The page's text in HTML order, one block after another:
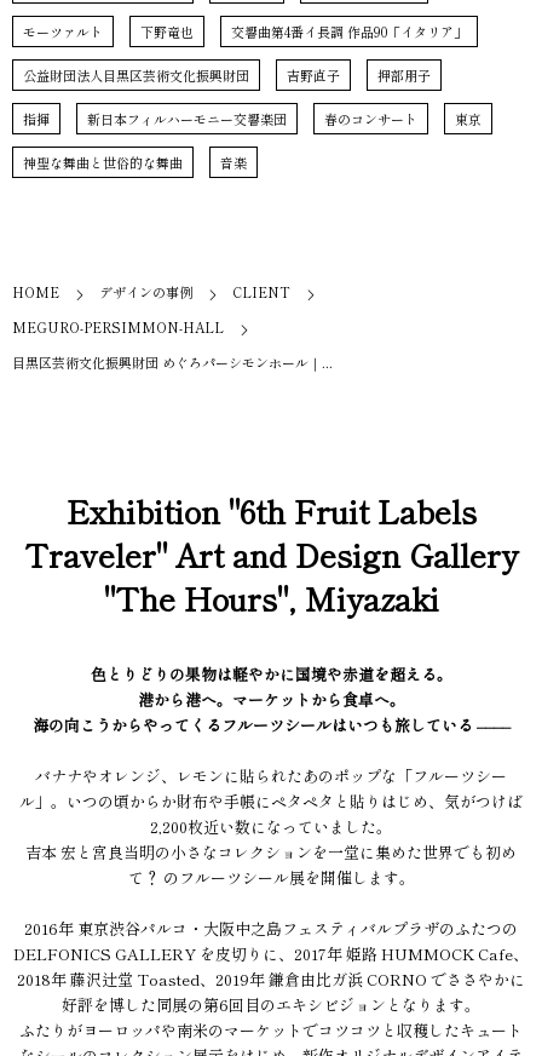
モーツァルト 下野竜也 交響曲第4番イ長調 作品90「イタリア」
公益財団法人目黒区芸術文化振興財団 吉野直子 押部朋子
指揮 新日本フィルハーモニー交響楽団 春のコンサート 東京
神聖な舞曲と世俗的な舞曲 音楽
HOME デザインの事例
CLIENT
MEGURO-PERSIMMON-HALL
目黒区芸術文化振興財団 めぐろパーシモンホール｜...
Exhibition "6th Fruit Labels
Traveler" Art and Design Gallery
"The Hours", Miyazaki
色とりどりの果物は軽やかに国境や赤道を超える。
港から港へ。マーケットから食卓へ。
海の向こうからやってくるフルーツシールはいつも旅している ––––
バナナやオレンジ、レモンに貼られたあのポップな「フルーツシー
ル」。いつの頃からか財布や手帳にペタペタと貼りはじめ、気がつけば
2,200枚近い数になっていました。
吉本 宏と宮良当明の小さなコレクションを一堂に集めた世界でも初め
て？ のフルーツシール展を開催します。
2016年 東京渋谷パルコ・大阪中之島フェスティバルプラザのふたつの
DELFONICS GALLERY を皮切りに、2017年 姫路 HUMMOCK Cafe、
2018年 藤沢辻堂 Toasted、2019年 鎌倉由比ガ浜 CORNO でささやかに
好評を博した同展の第6回目のエキシビジョンとなります。
ふたりがヨーロッパや南米のマーケットでコツコツと収穫したキュート